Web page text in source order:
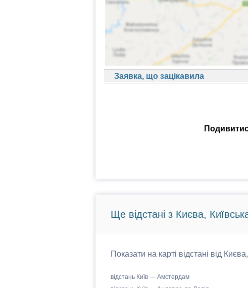
Заявка, що зацікавила
Ще відстані з Києва,
Показати на карті відстані від
відстань Київ — Амстердам